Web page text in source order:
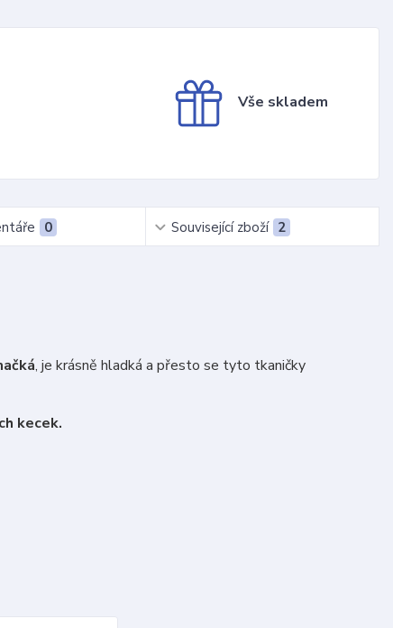
Vše skladem
0 Související zboží 2
, je krásně hladká a přesto se tyto tkaničky
kecek.